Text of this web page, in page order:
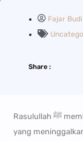
Fajar Budi
Share :
Rasulullah ﷺ memberikan jaminan rumah di surga bagi orang
yang